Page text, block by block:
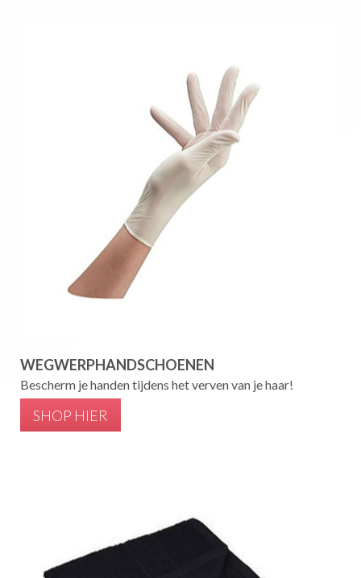
WEGWERPHANDSCHOENEN
Bescherm je handen tijdens het verven van je haar!
SHOP HIER